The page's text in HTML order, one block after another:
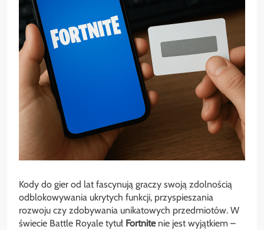
Kody do gier od lat fascynują graczy swoją zdolnością
odblokowywania ukrytych funkcji, przyspieszania
rozwoju czy zdobywania unikatowych przedmiotów. W
świecie Battle Royale tytuł Fortnitenie jest wyjątkiem –